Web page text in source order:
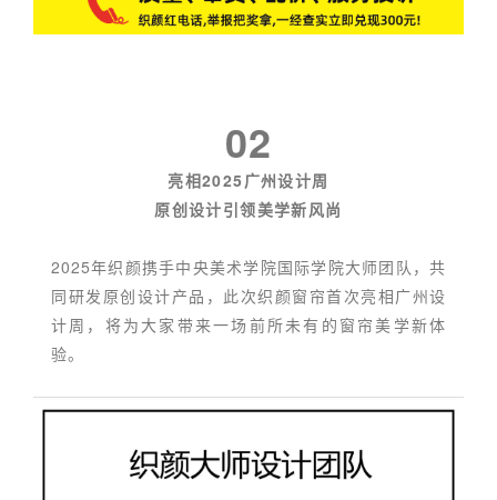
02
亮相2025广州设计周
原创设计引领美学新风尚
2025年织颜携手中央美术学院国际学院大师团队，共
同研发原创设计产品，此次织颜窗帘首次亮相广州设
计周，将为大家带来一场前所未有的窗帘美学新体
验。